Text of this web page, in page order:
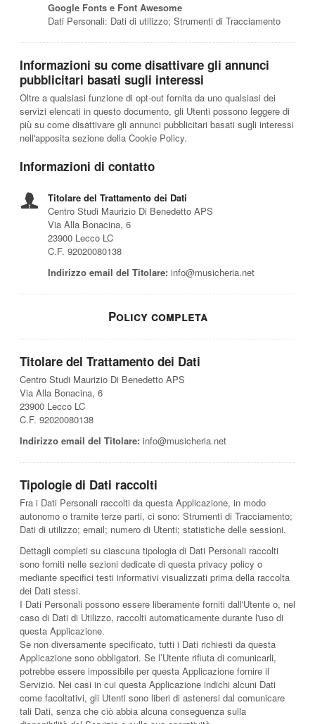
Google Fonts e Font Awesome
Dati Personali: Dati di utilizzo; Strumenti di Tracciamento
Informazioni su come disattivare gli annunci
pubblicitari basati sugli interessi
Oltre a qualsiasi funzione di opt-out fornita da uno qualsiasi dei
servizi elencati in questo documento, gli Utenti possono leggere di
più su come disattivare gli annunci pubblicitari basati sugli interessi
nell'apposita sezione della Cookie Policy.
Informazioni di contatto
Titolare del Trattamento dei Dati
Centro Studi Maurizio Di Benedetto APS
Via Alla Bonacina, 6
23900 Lecco LC
C.F. 92020080138
Indirizzo email del Titolare: info@musicheria.net
Policy completa
Titolare del Trattamento dei Dati
Centro Studi Maurizio Di Benedetto APS
Via Alla Bonacina, 6
23900 Lecco LC
C.F. 92020080138
Indirizzo email del Titolare: info@musicheria.net
Tipologie di Dati raccolti
Fra i Dati Personali raccolti da questa Applicazione, in modo
autonomo o tramite terze parti, ci sono: Strumenti di Tracciamento;
Dati di utilizzo; email; numero di Utenti; statistiche delle sessioni.
Dettagli completi su ciascuna tipologia di Dati Personali raccolti
sono forniti nelle sezioni dedicate di questa privacy policy o
mediante specifici testi informativi visualizzati prima della raccolta
dei Dati stessi.
I Dati Personali possono essere liberamente forniti dall'Utente o, nel
caso di Dati di Utilizzo, raccolti automaticamente durante l'uso di
questa Applicazione.
Se non diversamente specificato, tutti i Dati richiesti da questa
Applicazione sono obbligatori. Se l’Utente rifiuta di comunicarli,
potrebbe essere impossibile per questa Applicazione fornire il
Servizio. Nei casi in cui questa Applicazione indichi alcuni Dati
come facoltativi, gli Utenti sono liberi di astenersi dal comunicare
tali Dati, senza che ciò abbia alcuna conseguenza sulla